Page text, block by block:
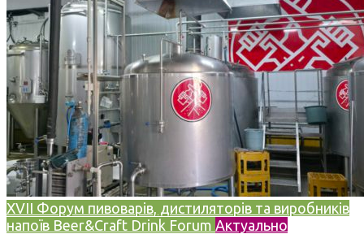
XVII Форум пивоварів, дистиляторів та виробників
напоїв Beer&Craft Drink Forum Актуально